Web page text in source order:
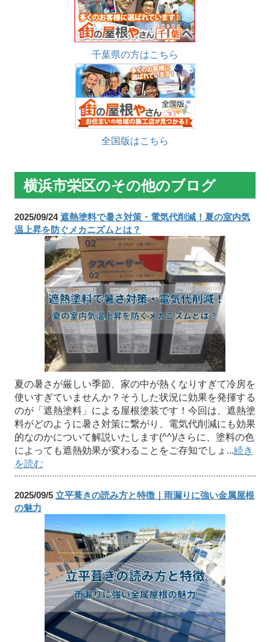
千葉県の方はこちら
全国版はこちら
横浜市栄区のその他のブログ
2025/09/24遮熱塗料で暑さ対策・電気代削減！夏の室内気
温上昇を防ぐメカニズムとは？
夏の暑さが厳しい季節、家の中が熱くなりすぎて冷房を
使いすぎていませんか？そうした状況に効果を発揮する
のが「遮熱塗料」による屋根塗装です！今回は、遮熱塗
料がどのように暑さ対策に繋がり、電気代削減にも効果
的なのかについて解説いたします(^^)/さらに、塗料の色
によっても遮熱効果が変わることをご存知でしょ...続き
を読む
2025/09/5 立平葺きの読み方と特徴｜雨漏りに強い金属屋根
の魅力